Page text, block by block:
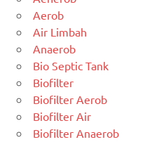
Aerob
Air Limbah
Anaerob
Bio Septic Tank
Biofilter
Biofilter Aerob
Biofilter Air
Biofilter Anaerob